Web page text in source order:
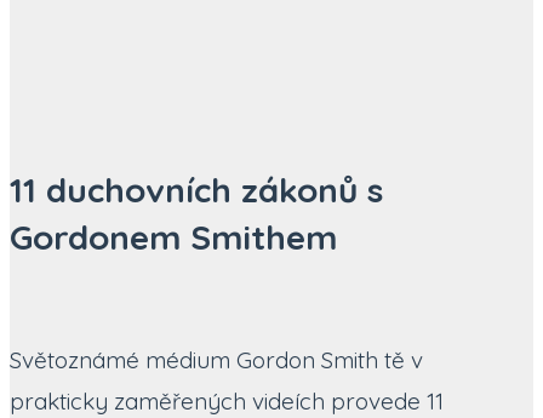
11 duchovních zákonů s
Gordonem Smithem
Světoznámé médium Gordon Smith tě v
prakticky zaměřených videích provede 11